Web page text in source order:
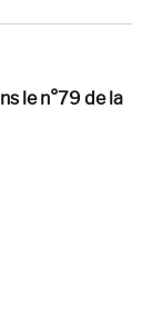
le n°79 de la